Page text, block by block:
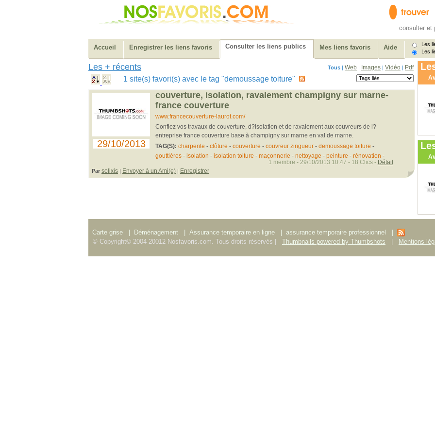
consulter et
Accueil Enregistrer les liens favoris Consulter les liens publics Mes liens favoris Aide
Les
Les
Les + récents Tous | Web | Images | Vidéo | Pdf
1 site(s) favori(s) avec le tag "demoussage toiture"
29/10/2013
couverture, isolation, ravalement champigny sur marne-
france couverture
www.francecouverture-laurot.com/
Confiez vos travaux de couverture, d?isolation et de ravalement aux couvreurs de l?
entreprise france couverture base à champigny sur marne en val de marne.
TAG(S): charpente - clôture - couverture - couvreur zingueur- demoussage toiture -
gouttières- isolation - isolation toiture - maçonnerie - nettoyage - peinture - rénovation -
Par solixis | Envoyer à un Ami(e) | Enregistrer
1 membre - 29/10/2013 10:47 - 18 Clics - Détail
Carte grise Déménagement Assurance temporaire en ligne assurance temporaire professionnel
© Copyright© 2004-20012 Nosfavoris.com. Tous droits réservés |
Thumbnails powered by Thumbshots Mentions